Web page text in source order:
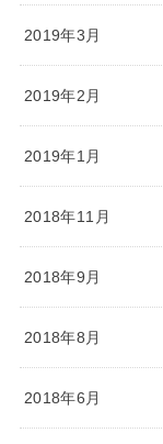
2019年3月
2019年2月
2019年1月
2018年11月
2018年9月
2018年8月
2018年6月